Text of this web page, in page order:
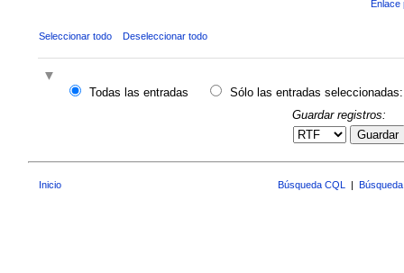
Enlace
Seleccionar todo Deseleccionar todo
Todas las entradas
Sólo las entradas seleccionadas:
Guardar registros:
Guardar
Inicio Búsqueda CQL